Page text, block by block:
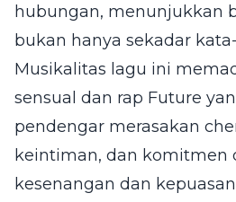
hubungan, menunjukkan
bukan hanya sekadar
Musikalitas lagu ini
sensual dan rap Future
pendengar merasakan
keintiman, dan komitmen
kesenangan dan